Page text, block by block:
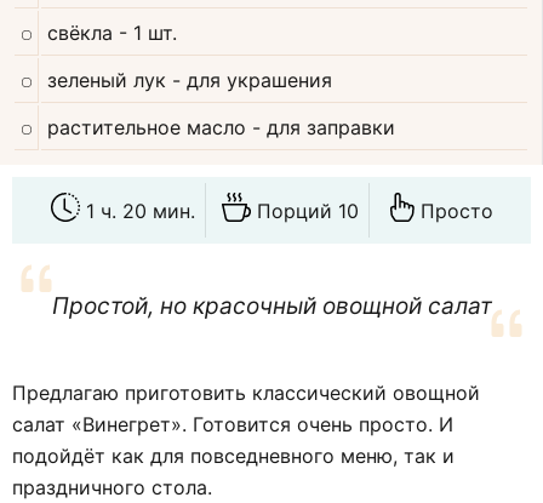
свёкла - 1 шт.
зеленый лук - для украшения
растительное масло - для заправки
1 ч. 20 мин. Порций 10 Просто
Простой, но красочный овощной салат
Предлагаю приготовить классический овощной
салат «Винегрет». Готовится очень просто. И
подойдёт как для повседневного меню, так и
праздничного стола.